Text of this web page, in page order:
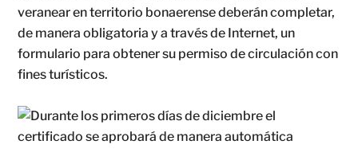
veranear en territorio bonaerense deberán completar,
de manera obligatoria y a través de Internet, un
formulario para obtener su permiso de circulación con
fines turísticos.